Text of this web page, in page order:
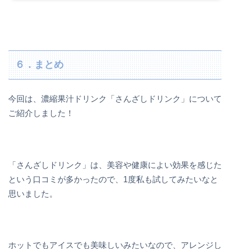
６．まとめ
今回は、濃縮果汁ドリンク「さんざしドリンク」について
ご紹介しました！
「さんざしドリンク」は、美容や健康によい効果を感じた
という口コミが多かったので、1度私も試してみたいなと
思いました。
ホットでもアイスでも美味しいみたいなので、アレンジし